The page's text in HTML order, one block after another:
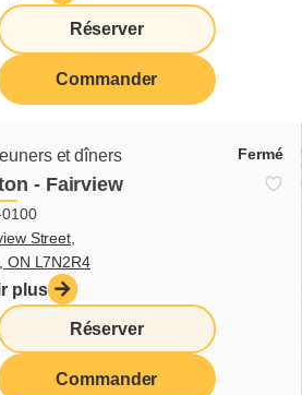
Réserver
Commander
et dîners Fermé
- Fairview
Street,
ON L7N2R4
plus
Réserver
Commander